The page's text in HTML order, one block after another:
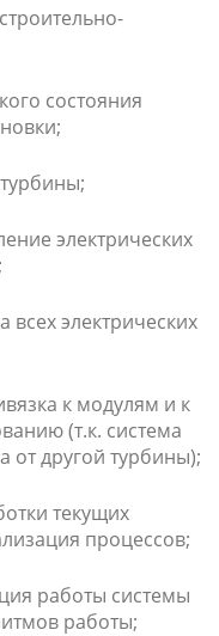
состояния
электрических
всех электрических
к модулям и к
(т.к. система
от другой турбины);
текущих
процессов;
работы системы
работы;